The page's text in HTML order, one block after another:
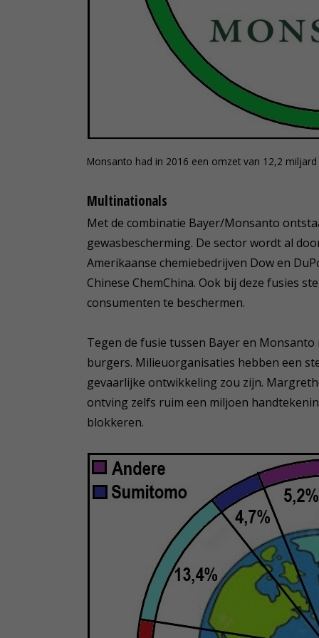
Monsanto had in 2016 een omzet van 12,2 miljard
Multinationals
Met de combinatie Bayer/Monsanto
gewasbescherming. De sector wordt al
Amerikaanse chemiebedrijven Dow en
Chinese ChemChina. Ook bij deze fusies
consumenten te beschermen.
Tegen de fusie tussen Bayer en
burgers. Milieuorganisaties hebben een
gevaarlijke ontwikkeling zou zijn.
ontving zelfs ruim een miljoen
blokkeren.